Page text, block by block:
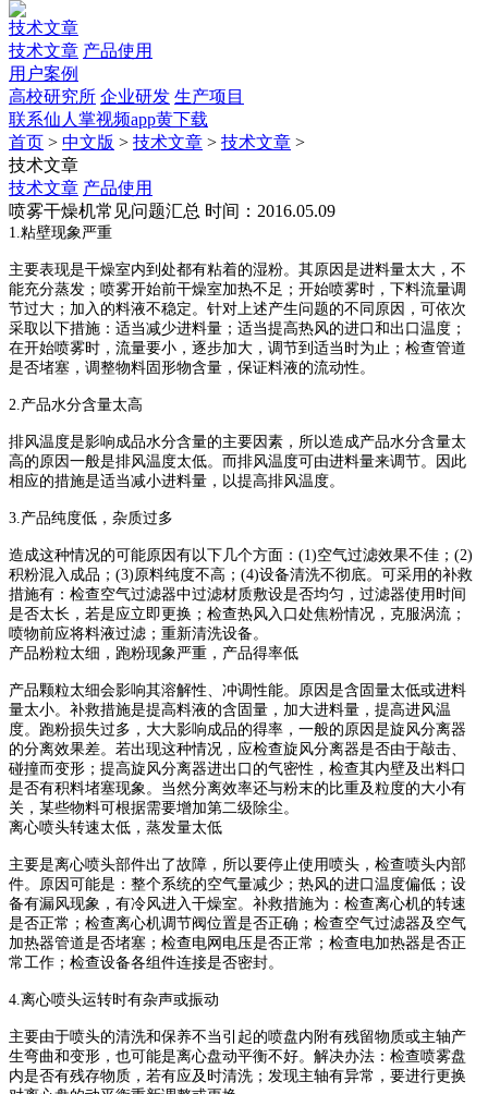
技术文章
技术文章 产品使用
用户案例
高校研究所 企业研发 生产项目
联系仙人掌视频app黄下载
首页 > 中文版 > 技术文章 > 技术文章 >
技术文章
技术文章 产品使用
喷雾干燥机常见问题汇总 时间：2016.05.09
1.粘壁现象严重
主要表现是干燥室内到处都有粘着的湿粉。其原因是进料量太大，不
能充分蒸发；喷雾开始前干燥室加热不足；开始喷雾时，下料流量调
节过大；加入的料液不稳定。针对上述产生问题的不同原因，可依次
采取以下措施：适当减少进料量；适当提高热风的进口和出口温度；
在开始喷雾时，流量要小，逐步加大，调节到适当时为止；检查管道
是否堵塞，调整物料固形物含量，保证料液的流动性。
2.产品水分含量太高
排风温度是影响成品水分含量的主要因素，所以造成产品水分含量太
高的原因一般是排风温度太低。而排风温度可由进料量来调节。因此
相应的措施是适当减小进料量，以提高排风温度。
3.产品纯度低，杂质过多
造成这种情况的可能原因有以下几个方面：(1)空气过滤效果不佳；(2)
积粉混入成品；(3)原料纯度不高；(4)设备清洗不彻底。可采用的补救
措施有：检查空气过滤器中过滤材质敷设是否均匀，过滤器使用时间
是否太长，若是应立即更换；检查热风入口处焦粉情况，克服涡流；
喷物前应将料液过滤；重新清洗设备。
产品粉粒太细，跑粉现象严重，产品得率低
产品颗粒太细会影响其溶解性、冲调性能。原因是含固量太低或进料
量太小。补救措施是提高料液的含固量，加大进料量，提高进风温
度。跑粉损失过多，大大影响成品的得率，一般的原因是旋风分离器
的分离效果差。若出现这种情况，应检查旋风分离器是否由于敲击、
碰撞而变形；提高旋风分离器进出口的气密性，检查其内壁及出料口
是否有积料堵塞现象。当然分离效率还与粉末的比重及粒度的大小有
关，某些物料可根据需要增加第二级除尘。
离心喷头转速太低，蒸发量太低
主要是离心喷头部件出了故障，所以要停止使用喷头，检查喷头内部
件。原因可能是：整个系统的空气量减少；热风的进口温度偏低；设
备有漏风现象，有冷风进入干燥室。补救措施为：检查离心机的转速
是否正常；检查离心机调节阀位置是否正确；检查空气过滤器及空气
加热器管道是否堵塞；检查电网电压是否正常；检查电加热器是否正
常工作；检查设备各组件连接是否密封。
4.离心喷头运转时有杂声或振动
主要由于喷头的清洗和保养不当引起的喷盘内附有残留物质或主轴产
生弯曲和变形，也可能是离心盘动平衡不好。解决办法：检查喷雾盘
内是否有残存物质，若有应及时清洗；发现主轴有异常，要进行更换